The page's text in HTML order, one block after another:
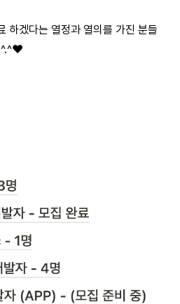
하겠다는 열정과 열의를 가진 분들